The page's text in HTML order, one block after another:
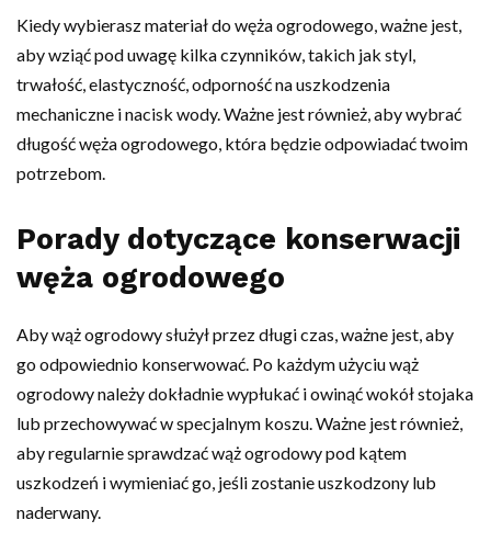
Kiedy wybierasz materiał do węża ogrodowego, ważne jest,
aby wziąć pod uwagę kilka czynników, takich jak styl,
trwałość, elastyczność, odporność na uszkodzenia
mechaniczne i nacisk wody. Ważne jest również, aby wybrać
długość węża ogrodowego, która będzie odpowiadać twoim
potrzebom.
Porady dotyczące konserwacji
węża ogrodowego
Aby wąż ogrodowy służył przez długi czas, ważne jest, aby
go odpowiednio konserwować. Po każdym użyciu wąż
ogrodowy należy dokładnie wypłukać i owinąć wokół stojaka
lub przechowywać w specjalnym koszu. Ważne jest również,
aby regularnie sprawdzać wąż ogrodowy pod kątem
uszkodzeń i wymieniać go, jeśli zostanie uszkodzony lub
naderwany.